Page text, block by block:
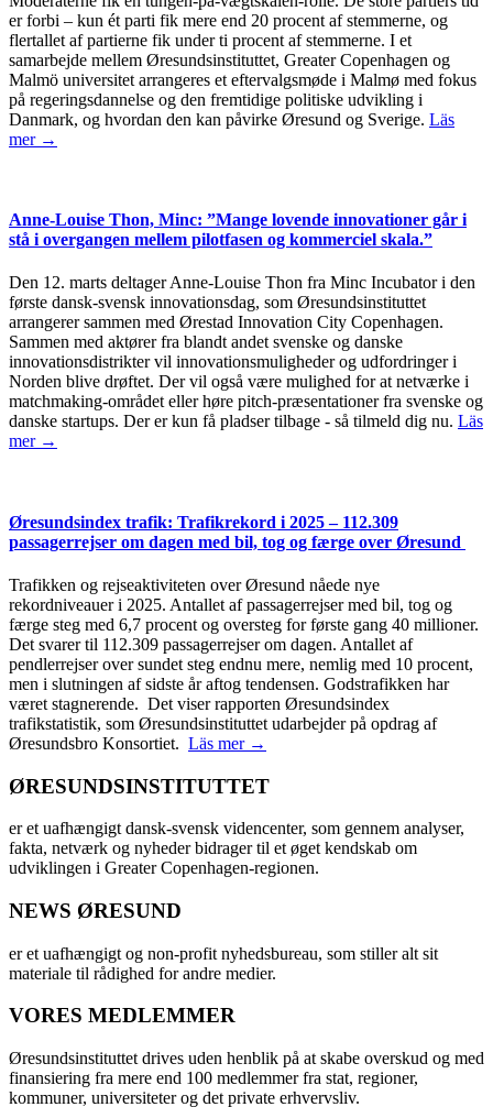
er forbi – kun ét parti fik mere end 20 procent af stemmerne, og
flertallet af partierne fik under ti procent af stemmerne. I et
samarbejde mellem Øresundsinstituttet, Greater Copenhagen og
Malmö universitet arrangeres et eftervalgsmøde i Malmø med fokus
på regeringsdannelse og den fremtidige politiske udvikling i
Danmark, og hvordan den kan påvirke Øresund og Sverige. Läs
mer →
Anne-Louise Thon, Minc: ”Mange lovende innovationer går i
stå i overgangen mellem pilotfasen og kommerciel skala.”
Den 12. marts deltager Anne-Louise Thon fra Minc Incubator i den
første dansk-svensk innovationsdag, som Øresundsinstituttet
arrangerer sammen med Ørestad Innovation City Copenhagen.
Sammen med aktører fra blandt andet svenske og danske
innovationsdistrikter vil innovationsmuligheder og udfordringer i
Norden blive drøftet. Der vil også være mulighed for at netværke i
matchmaking-området eller høre pitch-præsentationer fra svenske og
danske startups. Der er kun få pladser tilbage - så tilmeld dig nu. Läs
mer →
Øresundsindex trafik: Trafikrekord i 2025 – 112.309
passagerrejser om dagen med bil, tog og færge over Øresund
Trafikken og rejseaktiviteten over Øresund nåede nye
rekordniveauer i 2025. Antallet af passagerrejser med bil, tog og
færge steg med 6,7 procent og oversteg for første gang 40 millioner.
Det svarer til 112.309 passagerrejser om dagen. Antallet af
pendlerrejser over sundet steg endnu mere, nemlig med 10 procent,
men i slutningen af sidste år aftog tendensen. Godstrafikken har
været stagnerende. Det viser rapporten Øresundsindex
trafikstatistik, som Øresundsinstituttet udarbejder på opdrag af
Øresundsbro Konsortiet. Läs mer →
ØRESUNDSINSTITUTTET
er et uafhængigt dansk-svensk videncenter, som gennem analyser,
fakta, netværk og nyheder bidrager til et øget kendskab om
udviklingen i Greater Copenhagen-regionen.
NEWS ØRESUND
er et uafhængigt og non-profit nyhedsbureau, som stiller alt sit
materiale til rådighed for andre medier.
VORES MEDLEMMER
Øresundsinstituttet drives uden henblik på at skabe overskud og med
finansiering fra mere end 100 medlemmer fra stat, regioner,
kommuner, universiteter og det private erhvervsliv.